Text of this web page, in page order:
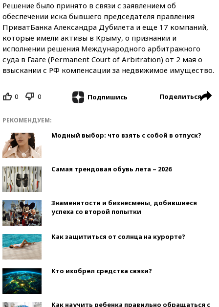
Решение было принято в связи с заявлением об
обеспечении иска бывшего председателя правления
ПриватБанка Александра Дубилета и еще 17 компаний,
которые имели активы в Крыму, о признании и
исполнении решения Международного арбитражного
суда в Гааге (Permanent Court of Arbitration) от 2 мая о
взыскании с РФ компенсации за недвижимое имущество.
0 0 Подпишись Поделиться
РЕКОМЕНДУЕМ:
Модный выбор: что взять с собой в отпуск?
Самая трендовая обувь лета – 2026
Знаменитости и бизнесмены, добившиеся
успеха со второй попытки
Как защититься от солнца на курорте?
Кто изобрел средства связи?
Как научить ребенка правильно обращаться с